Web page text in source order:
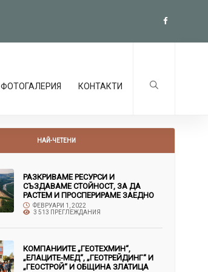
ФОТОГАЛЕРИЯ КОНТАКТИ
НАЙ-ЧЕТЕНИ
РАЗКРИВАМЕ РЕСУРСИ И
СЪЗДАВАМЕ СТОЙНОСТ, ЗА ДА
РАСТЕМ И ПРОСПЕРИРАМЕ ЗАЕДНО
ФЕВРУАРИ 1, 2022
3 513 ПРЕГЛЕЖДАНИЯ
КОМПАНИИТЕ „ГЕОТЕХМИН“,
„ЕЛАЦИТЕ-МЕД“, „ГЕОТРЕЙДИНГ“ И
„ГЕОСТРОЙ“ И ОБЩИНА ЗЛАТИЦА